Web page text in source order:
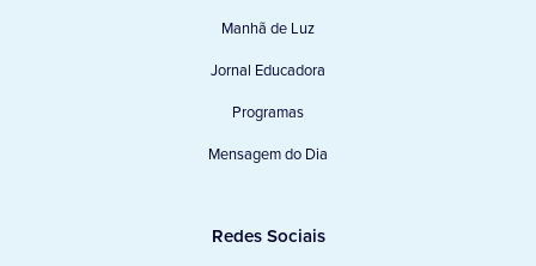
Manhã de Luz
Jornal Educadora
Programas
Mensagem do Dia
Redes Sociais